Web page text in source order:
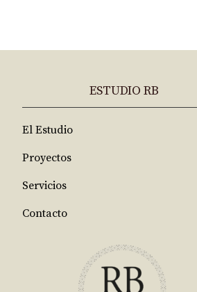
ESTUDIO RB
El Estudio
Proyectos
Servicios
Contacto